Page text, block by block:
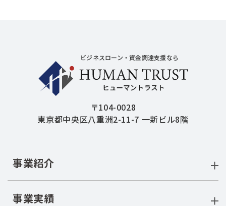
ビジネスローン・資金調達支援なら
〒104-0028
東京都中央区八重洲2-11-7 一新ビル8階
事業紹介
事業実績